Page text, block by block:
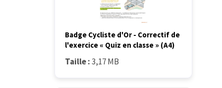
Badge Cycliste d'Or - Correctif de
l'exercice « Quiz en classe » (A4)
Taille :3,17 MB